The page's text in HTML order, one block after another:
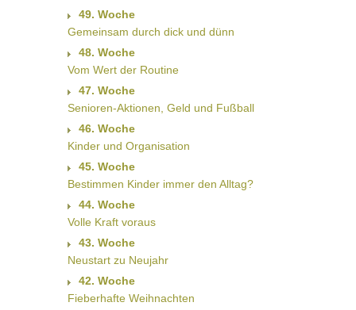
49. Woche
Gemeinsam durch dick und dünn
48. Woche
Vom Wert der Routine
47. Woche
Senioren-Aktionen, Geld und Fußball
46. Woche
Kinder und Organisation
45. Woche
Bestimmen Kinder immer den Alltag?
44. Woche
Volle Kraft voraus
43. Woche
Neustart zu Neujahr
42. Woche
Fieberhafte Weihnachten